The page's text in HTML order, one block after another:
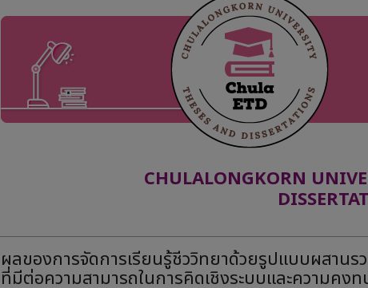
CHULALONGKORN
ผลของการจัดการเรียนรู้ชีววิทยาด้วยรูปแบบผสานร
ที่มีต่อความสามารถในการคิดเชิงระบบและความคงท